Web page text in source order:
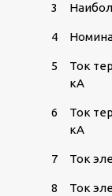
3
4
5
Ток
кА
6
Ток
кА
7 Ток
8 Ток